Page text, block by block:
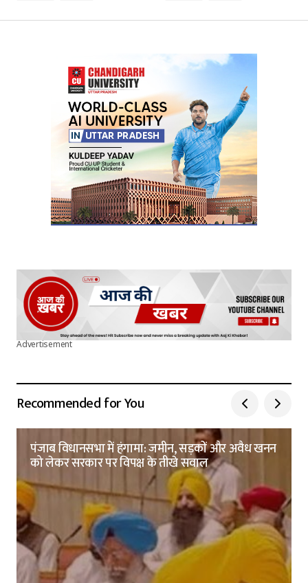
Your Name*
Your E-mail*
Submit Comment
Advertisement
Recommended for You
पंजाब विधानसभा में हंगामा: जमीन, सड़कों और अवैध खनन
को लेकर सरकार पर विपक्ष के तीखे सवाल